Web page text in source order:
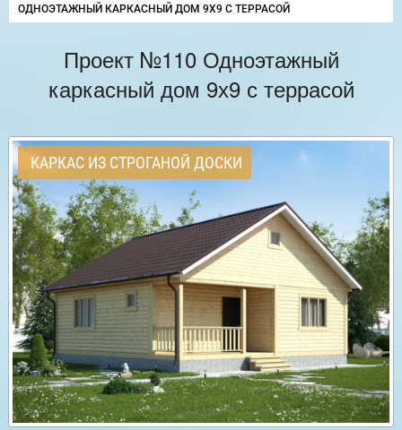
CURRENT:
ОДНОЭТАЖНЫЙ КАРКАСНЫЙ ДОМ 9Х9 С ТЕРРАСОЙ
Проект №110 Одноэтажный
каркасный дом 9х9 с террасой
КАРКАС ИЗ СТРОГАНОЙ ДОСКИ